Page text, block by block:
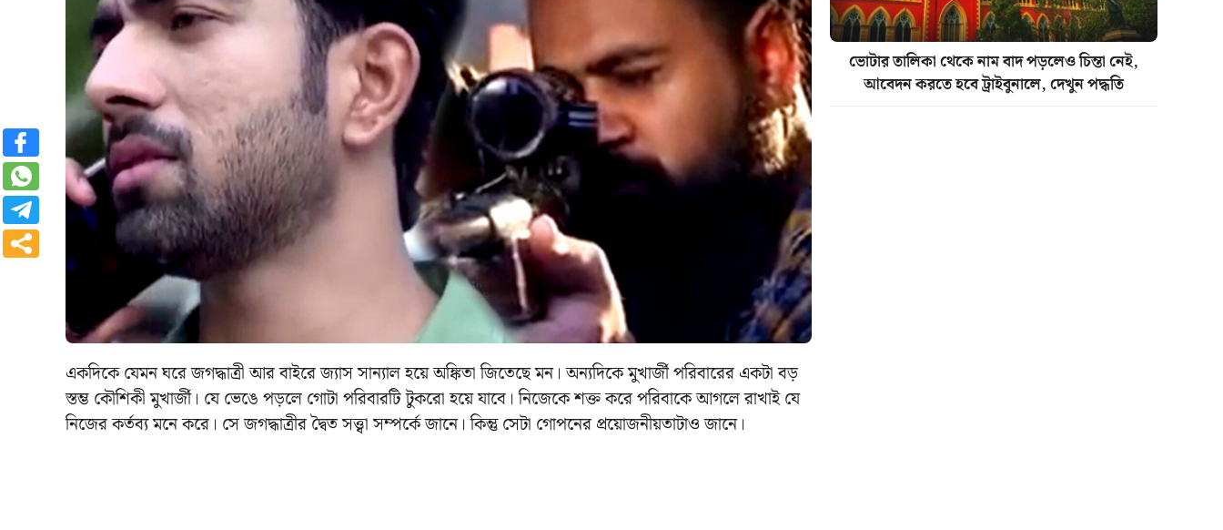
একদিকে যেমন ঘরে জগদ্ধাত্রী আর বাইরে জ্যাস সান্যাল হয়ে অঙ্কিতা জিতেছে মন। অন্যদিকে মুখার্জী পরিবারের একটা বড়
স্তম্ভ কৌশিকী মুখার্জী। যে ভেঙে পড়লে গোটা পরিবারটি টুকরো হয়ে যাবে। নিজেকে শক্ত করে পরিবাকে আগলে রাখাই যে
নিজের কর্তব্য মনে করে। সে জগদ্ধাত্রীর দ্বৈত সত্ত্বা সম্পর্কে জানে। কিন্তু সেটা গোপনের প্রয়োজনীয়তাটাও জানে।
ভোটার তালিকা থেকে নাম বাদ পড়লেও চিন্তা নেই,
আবেদন করতে হবে ট্রাইবুনালে, দেখুন পদ্ধতি